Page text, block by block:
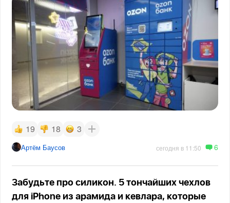
19 18 3
Артём Баусов сегодня в 11:50 6
Забудьте про силикон. 5 тончайших чехлов
для iPhone из арамида и кевлара, которые